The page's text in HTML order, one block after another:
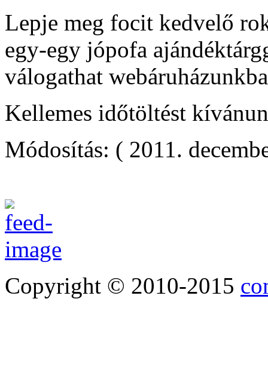
Lepje meg focit kedvelő
egy-egy jópofa
válogathat
Kellemes időtöltést
Módosítás: ( 2011.
Copyright © 2010-2015